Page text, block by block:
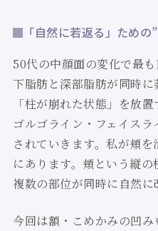
「自然に若返る」ため
50代の中顔面の変化で最
下脂肪と深部脂肪が同時
「柱が崩れた状態」を放
ゴルゴライン・フェイス
されていきます。私が頬
にあります。頬という縦の
複数の部位が同時に自然に
今回は額・こめかみの凹